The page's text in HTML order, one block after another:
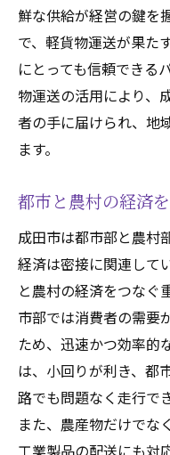
鮮な供給が経営の鍵を
で、軽貨物運送が果た
にとっても信頼できる
物運送の活用により、
者の手に届けられ、地
ます。
都市と農村の経済
成田市は都市部と農村
経済は密接に関連して
と農村の経済をつなぐ
市部では消費者の需要
ため、迅速かつ効率的
は、小回りが利き、都
路でも問題なく走行で
また、農産物だけでな
工業製品の配送にも対